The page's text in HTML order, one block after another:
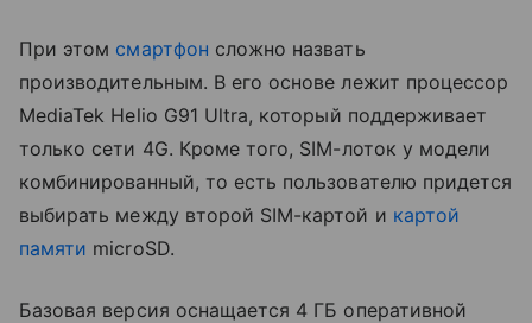
При этом смартфон сложно назвать
производительным. В его основе лежит процессор
MediaTek Helio G91 Ultra, который поддерживает
только сети 4G. Кроме того, SIM-лоток у модели
комбинированный, то есть пользователю придется
выбирать между второй SIM-картой и картой
памяти microSD.
Базовая версия оснащается 4 ГБ оперативной